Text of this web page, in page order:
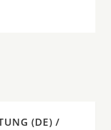
(DE) /